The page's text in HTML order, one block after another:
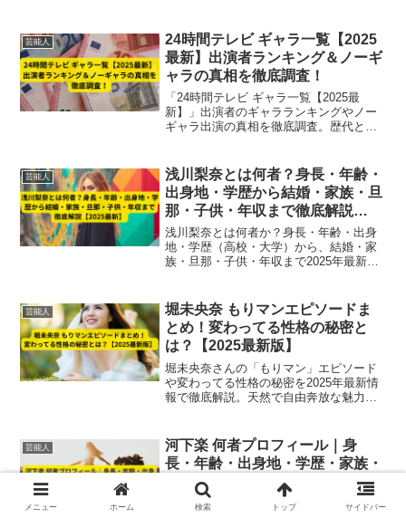
芸能人
24時間テレビ ギャラ一覧【2025
最新】出演者ランキング＆ノーギ
ャラの真相を徹底調査！
「24時間テレビ ギャラ一覧【2025最
新】」出演者のギャラランキングやノー
ギャラ出演の真相を徹底調査。歴代との
芸能人
浅川梨奈とは何者？身長・年齢・
出身地・学歴から結婚・家族・旦
那・子供・年収まで徹底解説
【2025最新】
浅川梨奈とは何者か？身長・年齢・出身
地・学歴（高校・大学）から、結婚・家
族・旦那・子供・年収まで2025年最新情
す。
芸能人
堀未央奈 もりマンエピソードま
とめ！変わってる性格の秘密と
は？【2025最新版】
堀未央奈さんの「もりマン」エピソード
や変わってる性格の秘密を2025年最新情
報で徹底解説。天然で自由奔放な魅力や
芸能人
河下楽 何者プロフィール｜身
長・年齢・出身地・学歴・家族・
彼女・現在まで徹底解説【2025
最新】
河下楽は何者？関西ジャニーズJr.・
メニュー ホーム 検索 トップ サイドバー